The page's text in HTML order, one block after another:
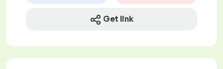
Get link